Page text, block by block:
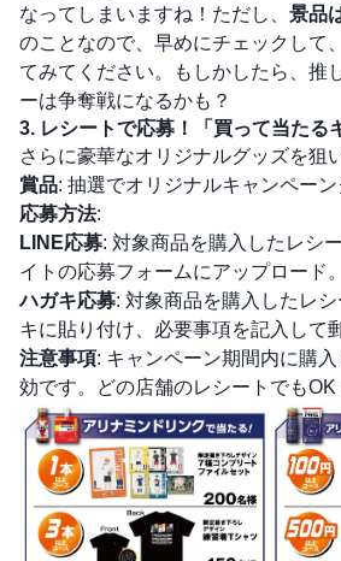
なってしまいますね！ただし、 景品
のことなので、早めにチェックして
てみてください。もしかしたら、推
ーは争奪戦になるかも？
3. レシートで応募！「買って当たる
さらに豪華なオリジナルグッズを狙
賞品: 抽選でオリジナルキャンペー
応募方法:
LINE応募: 対象商品を購入したレシ
イトの応募フォームにアップロード。
ハガキ応募: 対象商品を購入したレ
キに貼り付け、必要事項を記入して
注意事項: キャンペーン期間内に購
効です。どの店舗のレシートでもOK